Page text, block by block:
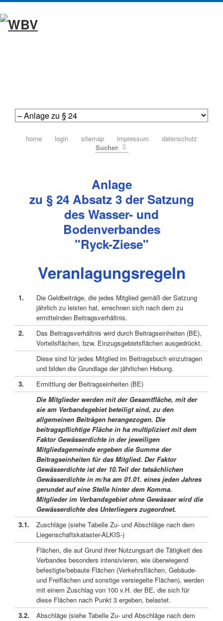
navigation
home login sitemap impressum datenschutz
Anlage
zu § 24 Absatz 3 der Satzung
des Wasser- und
Bodenverbandes
"Ryck-Ziese"
Veranlagungsregeln
1.
Die Geldbeiträge, die jedes Mitglied gemäß der Satzung
jährlich zu leisten hat, errechnen sich nach dem zu
ermittelnden Beitragsverhältnis.
2.
Das Beitragsverhältnis wird durch Beitragseinheiten (BE),
Vorteilsflächen, bzw. Einzugsgebietsflächen ausgedrückt.
Diese sind für jedes Mitglied im Beitragsbuch einzutragen
und bilden die Grundlage der jährlichen Hebung.
3.
Ermittlung der Beitragseinheiten (BE)
Die Mitglieder werden mit der Gesamtfläche, mit der
sie am Verbandsgebiet beteiligt sind, zu den
allgemeinen Beiträgen herangezogen. Die
beitragspflichtige Fläche in ha multipliziert mit dem
Faktor Gewässerdichte in der jeweiligen
Mitgliedsgemeinde ergeben die Summe der
Beitragseinheiten für das Mitglied. Der Faktor
Gewässerdichte ist der 10.Teil der tatsächlichen
Gewässerdichte in m/ha am 01.01. eines jeden Jahres
gerundet auf eine Stelle hinter dem Komma.
Mitglieder im Verbandsgebiet ohne Gewässer wird die
Gewässerdichte des Unterliegers zugeordnet.
3.1.
Zuschläge (siehe Tabelle Zu- und Abschläge nach dem
Liegenschaftskataster-ALKIS-)
Flächen, die auf Grund ihrer Nutzungsart die Tätigkeit des
Verbandes besonders intensivieren, wie überwiegend
befestigte/bebaute Flächen (Verkehrsflächen, Gebäude-
und Freiflächen und sonstige versiegelte Flächen), werden
mit einem Zuschlag von 100 v.H. der BE, die sich für
diese Flächen nach Punkt 3 ergeben, belastet.
3.2.
Abschläge (siehe Tabelle Zu- und Abschläge nach dem